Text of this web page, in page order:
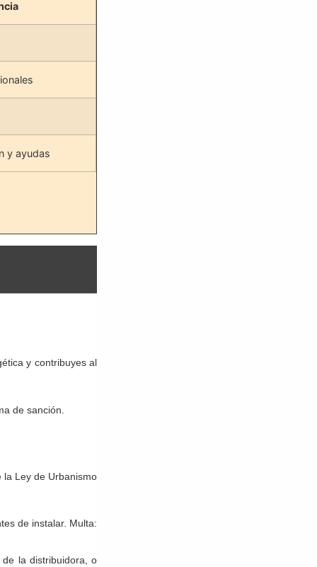
y ayudas
y contribuyes al
de sanción.
la Ley de Urbanismo
de instalar. Multa:
la distribuidora, o